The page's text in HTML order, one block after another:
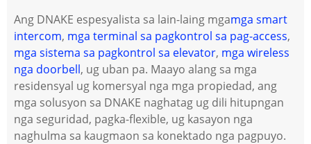
Ang DNAKE espesyalista sa lain-laing mgamga smart
intercom, mga terminal sa pagkontrol sa pag-access,
mga sistema sa pagkontrol sa elevator, mga wireless
nga doorbell, ug uban pa. Maayo alang sa mga
residensyal ug komersyal nga mga propiedad, ang
mga solusyon sa DNAKE naghatag ug dili hitupngan
nga seguridad, pagka-flexible, ug kasayon ​​nga
naghulma sa kaugmaon sa konektado nga pagpuyo.